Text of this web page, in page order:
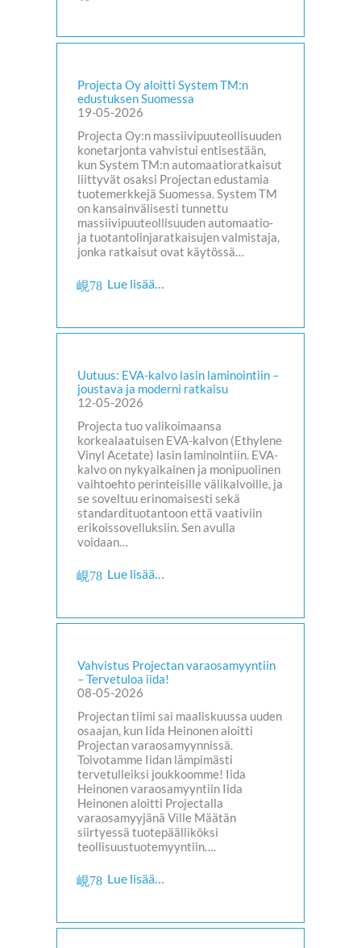
Projecta Oy aloitti System TM:n
edustuksen Suomessa
19-05-2026
Projecta Oy:n massiivipuuteollisuuden
konetarjonta vahvistui entisestään,
kun System TM:n automaatioratkaisut
liittyvät osaksi Projectan edustamia
tuotemerkkejä Suomessa. System TM
on kansainvälisesti tunnettu
massiivipuuteollisuuden automaatio-
ja tuotantolinjaratkaisujen valmistaja,
jonka ratkaisut ovat käytössä…
Lue lisää…
Uutuus: EVA-kalvo lasin laminointiin –
joustava ja moderni ratkaisu
12-05-2026
Projecta tuo valikoimaansa
korkealaatuisen EVA-kalvon (Ethylene
Vinyl Acetate) lasin laminointiin. EVA-
kalvo on nykyaikainen ja monipuolinen
vaihtoehto perinteisille välikalvoille, ja
se soveltuu erinomaisesti sekä
standardituotantoon että vaativiin
erikoissovelluksiin. Sen avulla
voidaan…
Lue lisää…
Vahvistus Projectan varaosamyyntiin
– Tervetuloa iida!
08-05-2026
Projectan tiimi sai maaliskuussa uuden
osaajan, kun Iida Heinonen aloitti
Projectan varaosamyynnissä.
Toivotamme Iidan lämpimästi
tervetulleiksi joukkoomme! Iida
Heinonen varaosamyyntiin Iida
Heinonen aloitti Projectalla
varaosamyyjänä Ville Määtän
siirtyessä tuotepäälliköksi
teollisuustuotemyyntiin….
Lue lisää…